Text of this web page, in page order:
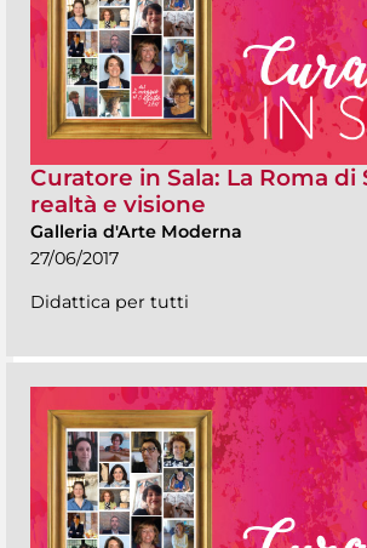
Curatore in Sala: La Roma di
realtà e visione
Galleria d'Arte Moderna
27/06/2017
Didattica per tutti